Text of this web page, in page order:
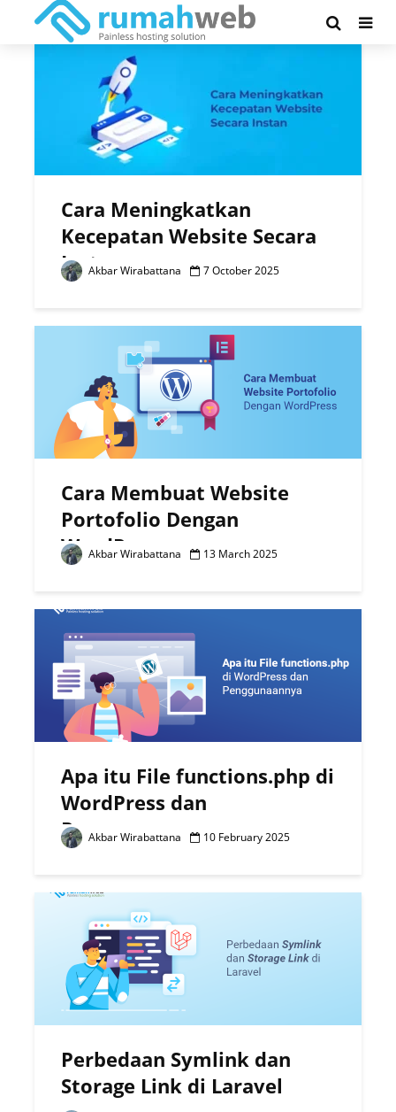
Author - Akbar Wirabattana
Cara Meningkatkan
Kecepatan Website Secara
Instan
Akbar Wirabattana 7 October 2025
Cara Membuat Website
Portofolio Dengan
WordPress
Akbar Wirabattana 13 March 2025
Apa itu File functions.php di
WordPress dan
Penggunaannya
Akbar Wirabattana 10 February 2025
Perbedaan Symlink dan
Storage Link di Laravel